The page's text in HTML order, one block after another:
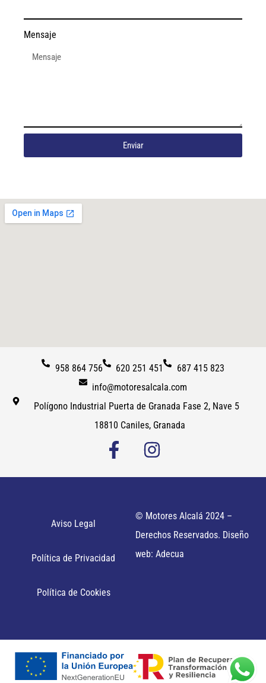
Mensaje
Enviar
958 864 756 620 251 451
687 415 823
info@motoresalcala.com
Polígono Industrial Puerta de Granada Fase 2, Nave 5
18810 Caniles, Granada
Aviso Legal
Política de Privacidad
Política de Cookies
© Motores Alcalá 2024 –
Derechos Reservados. Diseño
web: Adecua